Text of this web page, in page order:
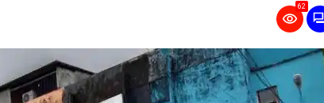
62